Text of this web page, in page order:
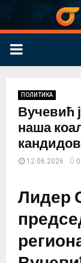
PRIMARY
ПОЛИТИКА
Вучевић
наша
12.06.2026 0
Лидер